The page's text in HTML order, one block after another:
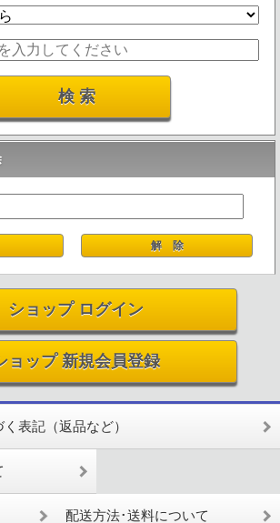
ショップ ログイン
ョップ 新規会員登録
表記（返品など）
配送方法･送料について